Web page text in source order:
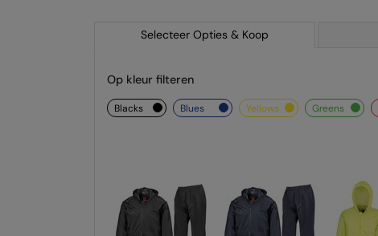
Selecteer Opties & Koop
Op kleur filteren
blacks blues yellows greens